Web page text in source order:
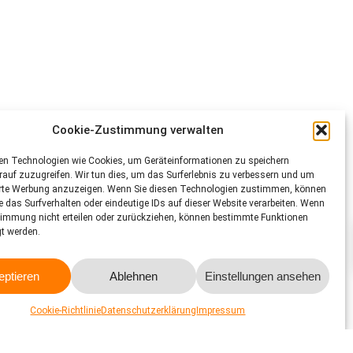
Cookie-Zustimmung verwalten
Technologien wie Cookies, um Geräteinformationen zu speichern
zuzugreifen. Wir tun dies, um das Surferlebnis zu verbessern und um
Werbung anzuzeigen. Wenn Sie diesen Technologien zustimmen, können
das Surfverhalten oder eindeutige IDs auf dieser Website verarbeiten. Wenn
nicht erteilen oder zurückziehen, können bestimmte Funktionen
werden.
Ablehnen Einstellungen ansehen
Cookie-RichtlinieDatenschutzerklärung Impressum